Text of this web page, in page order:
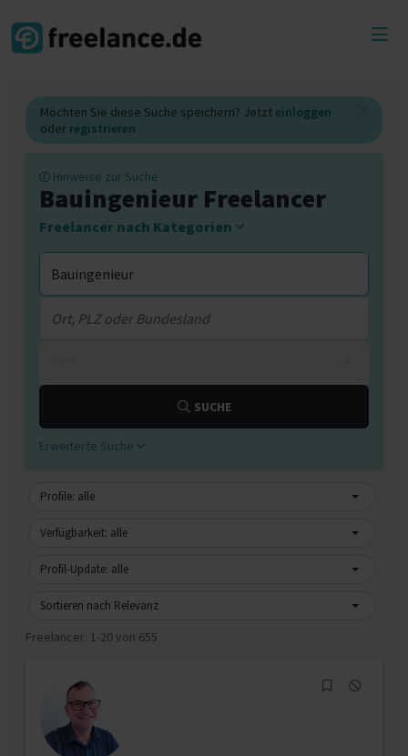
Möchten Sie diese Suche speichern? Jetzt einloggen
oder registrieren
Hinweise zur Suche
Bauingenieur Freelancer
Freelancer nach Kategorien
SUCHE
Erweiterte Suche
Profile: alle
Verfügbarkeit: alle
Profil-Update: alle
Sortieren nach Relevanz
Freelancer: 1-20 von 655